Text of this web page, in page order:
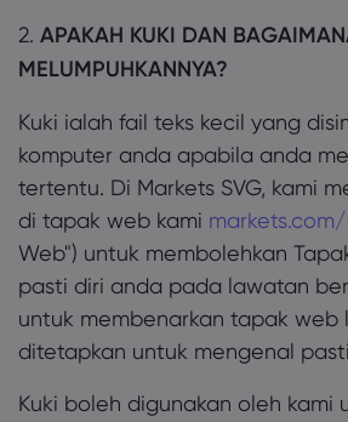
2. APAKAH KUKI DAN
MELUMPUHKANNYA?
Kuki ialah fail teks kecil yang
komputer anda apabila anda
tertentu. Di Markets SVG, kami
di tapak web kami
Web") untuk membolehkan
pasti diri anda pada lawatan
untuk membenarkan tapak web
ditetapkan untuk mengenal
Kuki boleh digunakan oleh kami